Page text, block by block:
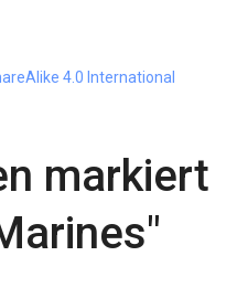
4.0 International
markiert
"